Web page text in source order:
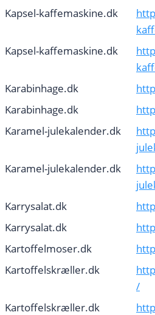
Kapsel-kaffemaskine.dk
Kapsel-kaffemaskine.dk
Karabinhage.dk
Karabinhage.dk
Karamel-julekalender.dk
Karamel-julekalender.dk
Karrysalat.dk
Karrysalat.dk
Kartoffelmoser.dk
Kartoffelskræller.dk
/
Kartoffelskræller.dk